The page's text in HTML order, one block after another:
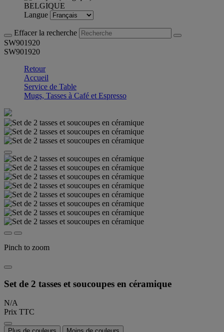
BELGIQUE
Langue
Effacer la recherche
SW901920
SW901920
Retour
Accueil
Service de Table
Mugs, Tasses à Café et Espresso
Pinch to zoom
Set de 2 tasses et soucoupes en céramique
N/A
Prix TTC